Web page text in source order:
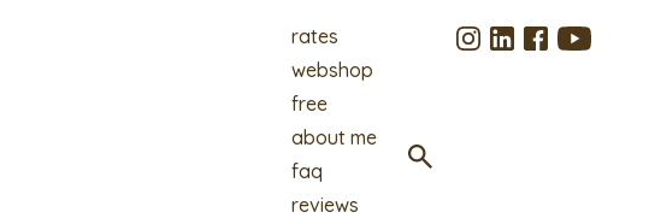
rates
webshop
free
about me
faq
reviews